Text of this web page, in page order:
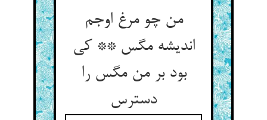
من چو مرغ اوجم
اندیشه مگس ** کی
بود بر من مگس را
دست‏رس‏